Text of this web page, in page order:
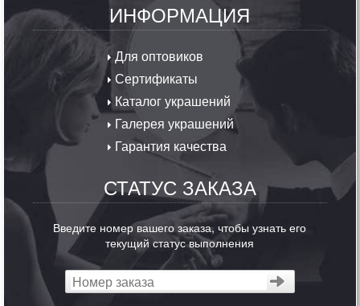
ИНФОРМАЦИЯ
Для оптовиков
Сертификаты
Каталог украшений
Галерея украшений
Гарантия качества
СТАТУС ЗАКАЗА
Введите номер вашего заказа, чтобы узнать его
текущий статус выполнения